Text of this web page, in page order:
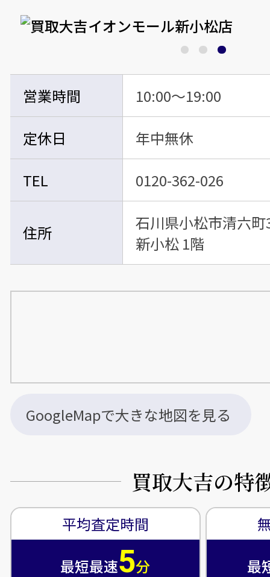
営業時間
10:00～19:00
定休日
年中無休
TEL
0120-362-026
住所
石川県小松市清六
新小松 1階
GoogleMapで大きな地図を見る
買取大吉の特
平均査定時間
最短最速5分
最